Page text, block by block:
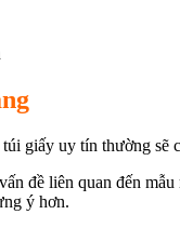
giấy uy tín thường sẽ
đề liên quan đến
ý hơn.